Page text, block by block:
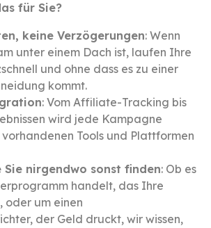
für Sie?
keine Verzögerungen: Wenn
unter einem Dach ist, laufen Ihre
und ohne dass es zu einer
kommt.
: Vom Affiliate-Tracking bis
wird jede Kampagne
Tools und Plattformen
Sie nirgendwo sonst finden: Ob es
handelt, das Ihre
oder um einen
der Geld druckt, wir wissen,